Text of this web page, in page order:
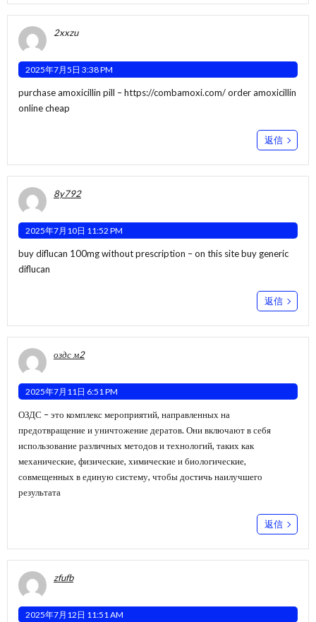
2xxzu
2025年7月5日 3:38 PM
purchase amoxicillin pill –https://combamoxi.com/order amoxicillin
online cheap
返信
8y792
2025年7月10日 11:52 PM
buy diflucan 100mg without prescription –on this sitebuy generic
diflucan
返信
оздс м2
2025年7月11日 6:51 PM
ОЗДС – это комплекс мероприятий, направленных на
предотвращение и уничтожение дератов. Они включают в себя
использование различных методов и технологий, таких как
механические, физические, химические и биологические,
совмещенных в единую систему, чтобы достичь наилучшего
результата
返信
zfufb
2025年7月12日 11:51 AM